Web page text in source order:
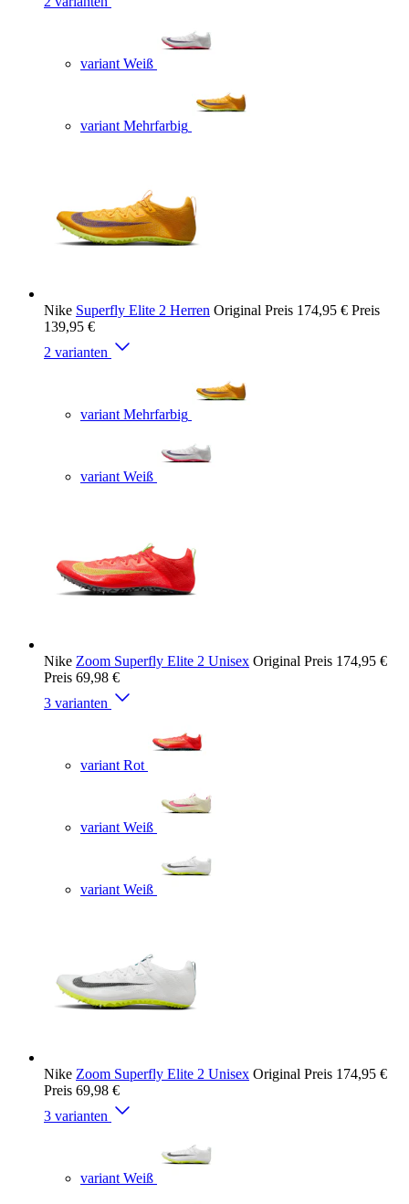
variant Weiß
variant Mehrfarbig
Nike Superfly Elite 2 Herren Original Preis 174,95 € Preis
139,95 €
2 varianten
variant Mehrfarbig
variant Weiß
Nike Zoom Superfly Elite 2 Unisex Original Preis 174,95 €
Preis 69,98 €
3 varianten
variant Rot
variant Weiß
variant Weiß
Nike Zoom Superfly Elite 2 Unisex Original Preis 174,95 €
Preis 69,98 €
3 varianten
variant Weiß